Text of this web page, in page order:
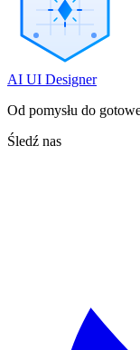
AI UI Designer
Od pomysłu do
Śledź nas